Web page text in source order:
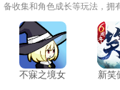
备收集和角色成长等玩法，拥
载大全适合喜欢操作挑战和热
不寐之境女
新笑